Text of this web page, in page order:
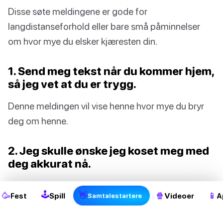
Disse søte meldingene er gode for
langdistanseforhold eller bare små påminnelser
om hvor mye du elsker kjæresten din.
1. Send meg tekst når du kommer hjem,
så jeg vet at du er trygg.
Denne meldingen vil vise henne hvor mye du bryr
deg om henne.
2. Jeg skulle ønske jeg koset meg med
deg akkurat nå.
Hvis du ikke kan se hverandre, er det fremdeles
hyggelig å vite at partneren din tenker på deg.
🥳Fest 🕹Spill 👋Samtalestartere 🍿 Videoer 📱